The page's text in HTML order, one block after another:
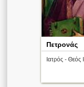
Πετρονάς
Ιατρός - Θεός